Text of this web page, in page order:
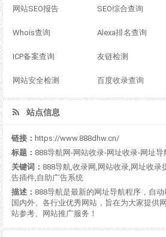
网站SEO报告 SEO综合查询
Whois查询 Alexa排名查询
ICP备案查询 友链检测
网站安全检测 百度收录查询
站点信息
链接： https://www.888dhw.cn/
标题： 888导航网-网站收录-网址收录-网址
关键词： 888导航,收录网,网站收录,网址收录
告插件,自助广告系统
描述： 888导航是最新的网址导航程序，自
国内外、各行业优秀网站，旨在为大家提供
站参考、网站推广服务！